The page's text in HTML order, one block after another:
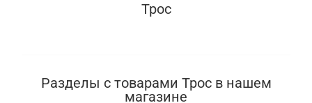
Трос
Разделы с товарами Трос в нашем
магазине